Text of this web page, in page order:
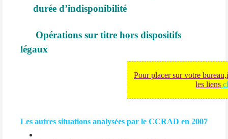
durée d’indisponibilité
Opérations sur titre hors dispositifs
légaux
Pour placer sur votre
les liens
Les autres situations analysées par le CCRAD en 2007